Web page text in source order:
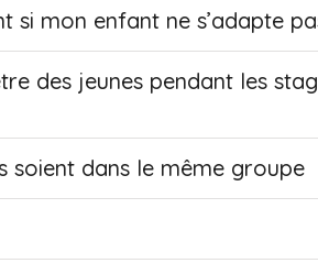
si mon enfant ne s’adapte
des jeunes pendant les
soient dans le même groupe